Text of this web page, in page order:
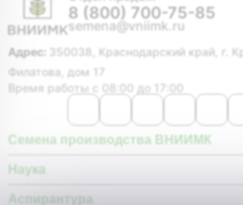
8 (800) 700-75-85
semena@vniimk.ru
Адрес: 350038, Краснодарский край, г.
Филатова, дом 17
Время работы с 08:00 до 17:00
Семена производства ВНИИМК
Наука
Аспирантура